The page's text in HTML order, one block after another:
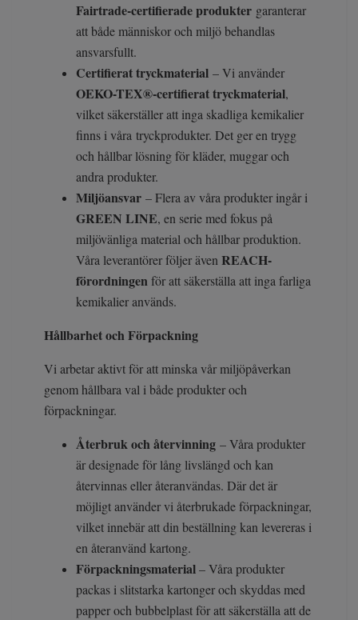
Fairtrade-certifierade produkter garanterar
att både människor och miljö behandlas
ansvarsfullt.
Certifierat tryckmaterial – Vi använder
OEKO-TEX®-certifierat tryckmaterial,
vilket säkerställer att inga skadliga kemikalier
finns i våra tryckprodukter. Det ger en trygg
och hållbar lösning för kläder, muggar och
andra produkter.
Miljöansvar – Flera av våra produkter ingår i
GREEN LINE, en serie med fokus på
miljövänliga material och hållbar produktion.
Våra leverantörer följer även REACH-
förordningenför att säkerställa att inga farliga
kemikalier används.
Hållbarhet och Förpackning
Vi arbetar aktivt för att minska vår miljöpåverkan
genom hållbara val i både produkter och
förpackningar.
Återbruk och återvinning – Våra produkter
är designade för lång livslängd och kan
återvinnas eller återanvändas. Där det är
möjligt använder vi återbrukade förpackningar,
vilket innebär att din beställning kan levereras i
en återanvänd kartong.
Förpackningsmaterial– Våra produkter
packas i slitstarka kartonger och skyddas med
papper och bubbelplast för att säkerställa att de